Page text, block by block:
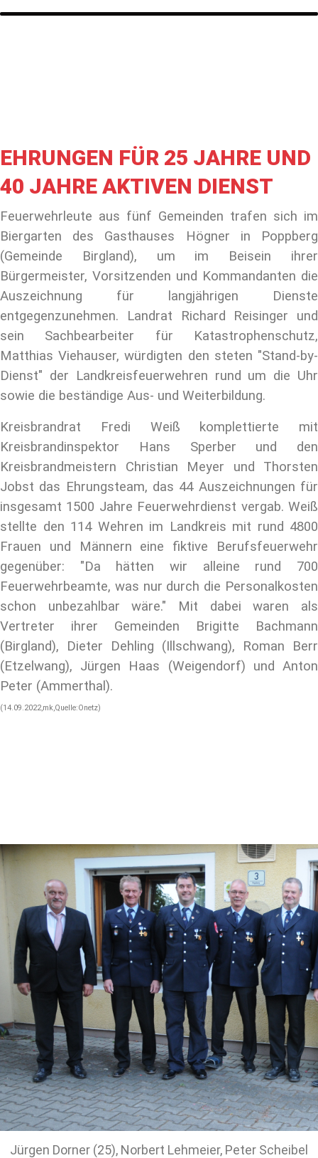
EHRUNGEN FÜR 25 JAHRE UND
40 JAHRE AKTIVEN DIENST
Feuerwehrleute aus fünf Gemeinden trafen sich im
Biergarten des Gasthauses Högner in Poppberg
(Gemeinde Birgland), um im Beisein ihrer
Bürgermeister, Vorsitzenden und Kommandanten die
Auszeichnung für langjährigen Dienste
entgegenzunehmen. Landrat Richard Reisinger und
sein Sachbearbeiter für Katastrophenschutz,
Matthias Viehauser, würdigten den steten "Stand-by-
Dienst" der Landkreisfeuerwehren rund um die Uhr
sowie die beständige Aus- und Weiterbildung.
Kreisbrandrat Fredi Weiß komplettierte mit
Kreisbrandinspektor Hans Sperber und den
Kreisbrandmeistern Christian Meyer und Thorsten
Jobst das Ehrungsteam, das 44 Auszeichnungen für
insgesamt 1500 Jahre Feuerwehrdienst vergab. Weiß
stellte den 114 Wehren im Landkreis mit rund 4800
Frauen und Männern eine fiktive Berufsfeuerwehr
gegenüber: "Da hätten wir alleine rund 700
Feuerwehrbeamte, was nur durch die Personalkosten
schon unbezahlbar wäre." Mit dabei waren als
Vertreter ihrer Gemeinden Brigitte Bachmann
(Birgland), Dieter Dehling (Illschwang), Roman Berr
(Etzelwang), Jürgen Haas (Weigendorf) und Anton
Peter (Ammerthal).
(14.09.2022,mk,Quelle:Onetz)
Jürgen Dorner (25), Norbert Lehmeier, Peter Scheibel